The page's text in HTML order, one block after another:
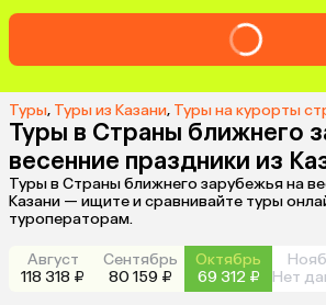
Туры, Туры из Казани, Туры на курорты стран
Туры в Страны ближнего
весенние праздники из
Туры в Страны ближнего зарубежья на
Казани — ищите и сравнивайте туры
туроператорам.
Август
118 318 ₽
Сентябрь
80 159 ₽
Октябрь
69 312 ₽
Нет